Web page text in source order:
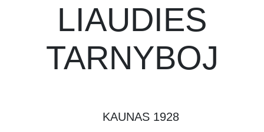
LIAUDIES
TARNYBOJ
KAUNAS 1928